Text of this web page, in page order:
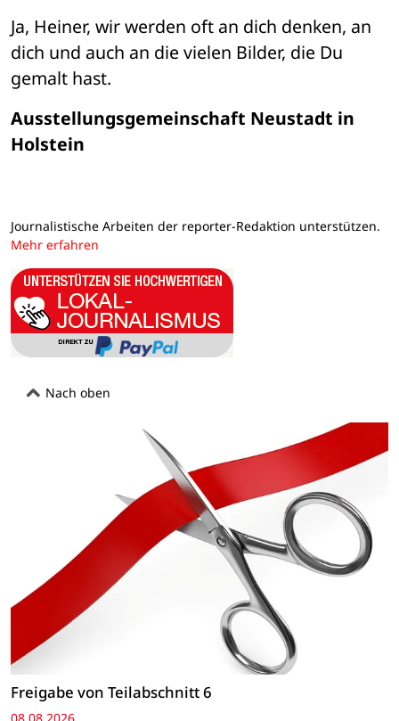
Ja, Heiner, wir werden oft an dich denken, an
dich und auch an die vielen Bilder, die Du
gemalt hast.
Ausstellungsgemeinschaft Neustadt in
Holstein
Journalistische Arbeiten der reporter-Redaktion unterstützen.
Mehr erfahren
Nach oben
Freigabe von Teilabschnitt 6